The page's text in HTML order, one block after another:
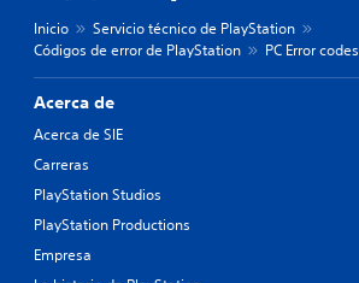
Inicio
Servicio técnico de PlayStation
Códigos de error de PlayStation
PC Error codes
Acerca de
Acerca de SIE
Carreras
PlayStation Studios
PlayStation Productions
Empresa